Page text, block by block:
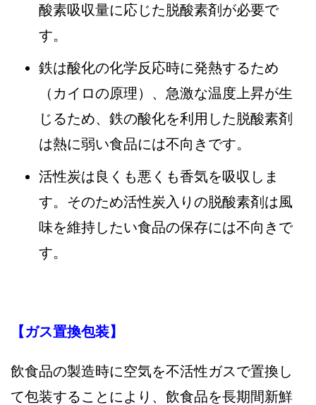
酸素吸収量に応じた脱酸素剤が必要で
す。
鉄は酸化の化学反応時に発熱するため
（カイロの原理）、急激な温度上昇が生
じるため、鉄の酸化を利用した脱酸素剤
は熱に弱い食品には不向きです。
活性炭は良くも悪くも香気を吸収しま
す。そのため活性炭入りの脱酸素剤は風
味を維持したい食品の保存には不向きで
す。
【ガス置換包装】
飲食品の製造時に空気を不活性ガスで置換し
て包装することにより、飲食品を長期間新鮮